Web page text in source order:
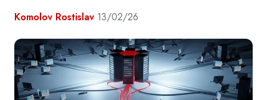
Komolov Rostislav 13/02/26